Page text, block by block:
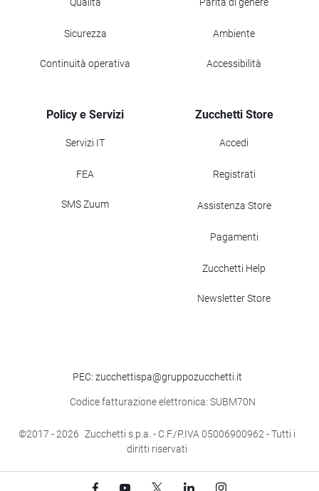
Qualità
Sicurezza
Continuità operativa
Parità di genere
Ambiente
Accessibilità
Policy e Servizi
Servizi IT
FEA
SMS Zuum
Zucchetti Store
Accedi
Registrati
Assistenza Store
Pagamenti
Zucchetti Help
Newsletter Store
©2017- 2026 Zucchetti s.p.a. - C.F./P.IVA 05006900962 - Tutti i
diritti riservati
PEC: zucchettispa@gruppozucchetti.it
Codice fatturazione elettronica: SUBM70N